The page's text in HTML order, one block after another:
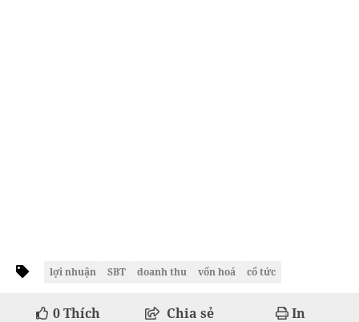
lợi nhuận SBT doanh thu vốn hoá cổ tức
0Thích Chia sẻ In